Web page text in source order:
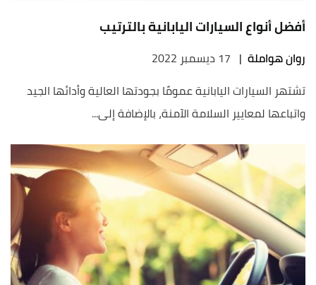
أفضل أنواع السيارات اليابانية بالترتيب
روان هواملة | 17 ديسمبر 2022
تشتهر السيارات اليابانية عمومًا بجودتها العالية وأدائها الجيد
واتباعها لمعايير السلامة الآمنة، بالإضافة إلى...